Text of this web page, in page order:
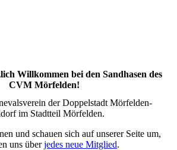
Willkommen bei den Sandhasen des
CVM Mörfelden!
der Doppelstadt Mörfelden-
im Stadtteil Mörfelden.
und schauen sich auf unserer Seite um,
uns überjedes neue Mitglied.